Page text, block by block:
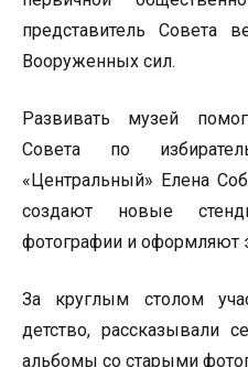
представитель Совета
Вооруженных сил.
Развивать музей
Совета по
«Центральный» Елена
создают новые
фотографии и оформляют
За круглым столом
детство, рассказывали
альбомы со старыми